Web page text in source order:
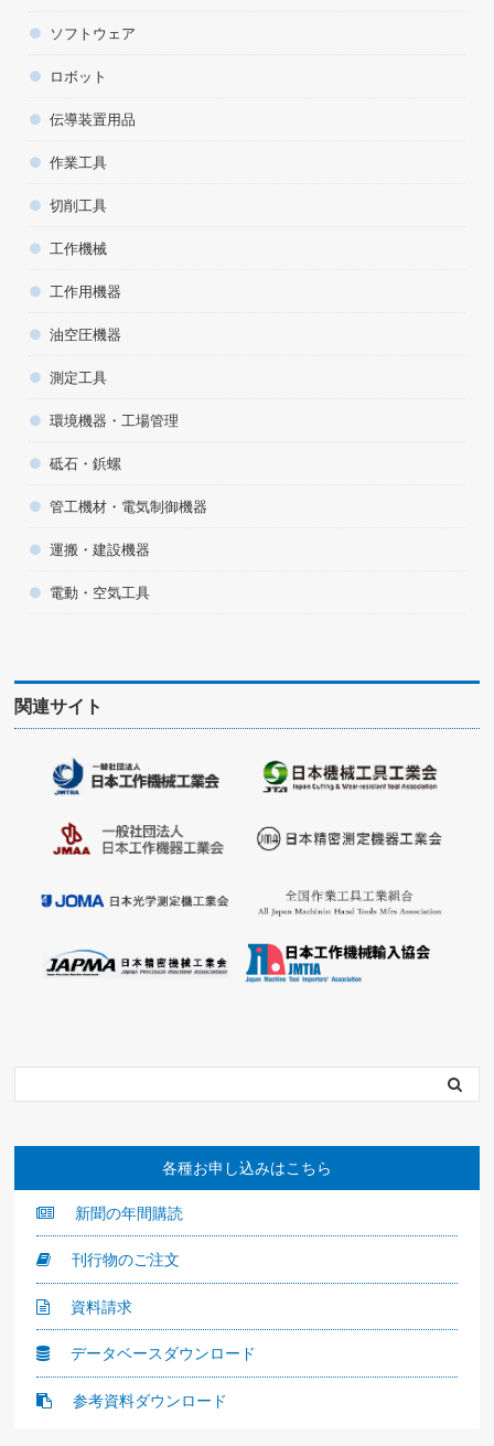
ソフトウェア
ロボット
伝導装置用品
作業工具
切削工具
工作機械
工作用機器
油空圧機器
測定工具
環境機器・工場管理
砥石・鋲螺
管工機材・電気制御機器
運搬・建設機器
電動・空気工具
関連サイト
各種お申し込みはこちら
新聞の年間購読
刊行物のご注文
資料請求
データベースダウンロード
参考資料ダウンロード